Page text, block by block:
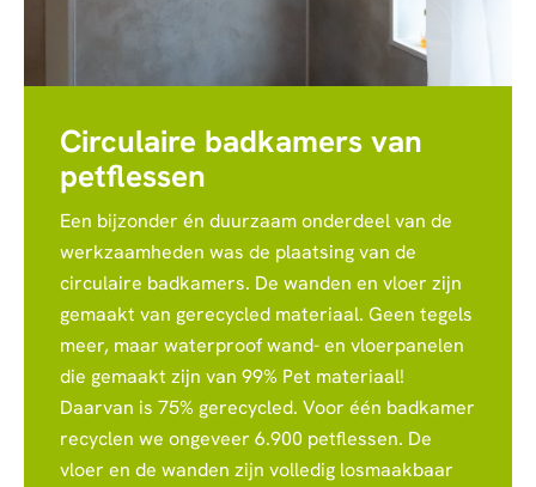
Circulaire badkamers van
petflessen
Een bijzonder én duurzaam onderdeel van de
werkzaamheden was de plaatsing van de
circulaire badkamers. De wanden en vloer zijn
gemaakt van gerecycled materiaal. Geen tegels
meer, maar waterproof wand- en vloerpanelen
die gemaakt zijn van 99% Pet materiaal!
Daarvan is 75% gerecycled. Voor één badkamer
recyclen we ongeveer 6.900 petflessen. De
vloer en de wanden zijn volledig losmaakbaar